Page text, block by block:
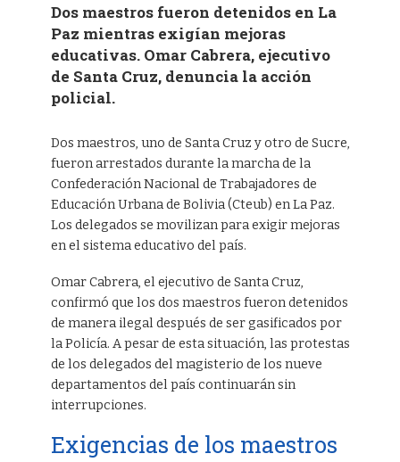
Dos maestros fueron detenidos en La
Paz mientras exigían mejoras
educativas. Omar Cabrera, ejecutivo
de Santa Cruz, denuncia la acción
policial.
Dos maestros, uno de Santa Cruz y otro de Sucre,
fueron arrestados durante la marcha de la
Confederación Nacional de Trabajadores de
Educación Urbana de Bolivia (Cteub) en La Paz.
Los delegados se movilizan para exigir mejoras
en el sistema educativo del país.
Omar Cabrera, el ejecutivo de Santa Cruz,
confirmó que los dos maestros fueron detenidos
de manera ilegal después de ser gasificados por
la Policía. A pesar de esta situación, las protestas
de los delegados del magisterio de los nueve
departamentos del país continuarán sin
interrupciones.
Exigencias de los maestros